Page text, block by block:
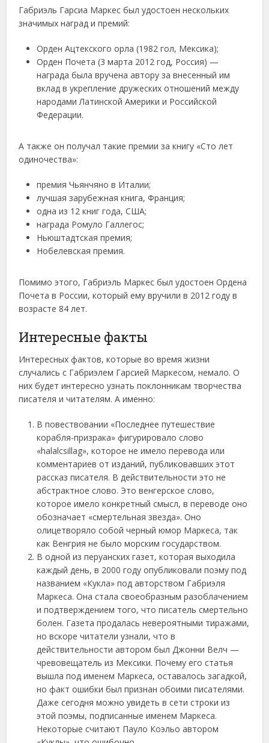
Габриэль Гарсиа Маркес был удостоен нескольких
значимых наград и премий:
Орден Ацтекского орла (1982 гол, Мексика);
Орден Почета (3 марта 2012 год, Россия) —
награда была вручена автору за внесенный им
вклад в укрепление дружеских отношений между
народами Латинской Америки и Российской
Федерации.
А также он получал такие премии за книгу «Сто лет
одиночества»:
премия Чьянчяно в Италии;
лучшая зарубежная книга, Франция;
одна из 12 книг года, США;
награда Ромуло Галлегос;
Ньюштадтская премия;
Нобелевская премия.
Помимо этого, Габриэль Маркес был удостоен Ордена
Почета в России, который ему вручили в 2012 году в
возрасте 84 лет.
Интересные факты
Интересных фактов, которые во время жизни
случались с Габриэлем Гарсией Маркесом, немало. О
них будет интересно узнать поклонникам творчества
писателя и читателям. А именно:
В повествовании «Последнее путешествие
корабля-призрака» фигурировало слово
«halalcsillag», которое не имело перевода или
комментариев от изданий, публиковавших этот
рассказ писателя. В действительности это не
абстрактное слово. Это венгерское слово,
которое имело конкретный смысл, в переводе оно
обозначает «смертельная звезда». Оно
олицетворяло собой черный юмор Маркеса, так
как Венгрия не было морским государством.
В одной из перуанских газет, которая выходила
каждый день, в 2000 году опубликовали поэму под
названием «Кукла» под авторством Габриэля
Маркеса. Она стала своеобразным разоблачением
и подтверждением того, что писатель смертельно
болен. Газета продалась невероятными тиражами,
но вскоре читатели узнали, что в
действительности автором был Джонни Велч —
чревовещатель из Мексики. Почему его статья
вышла под именем Маркеса, оставалось загадкой,
но факт ошибки был признан обоими писателями.
Даже сегодня можно увидеть в сети строки из
этой поэмы, подписанные именем Маркеса.
Некоторые считают Пауло Коэльо автором